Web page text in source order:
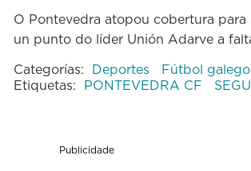
O Pontevedra atopou cobertura para
un punto do líder Unión Adarve a
Categorías: Deportes
Fútbol galego
Etiquetas: PONTEVEDRA CF
Publicidade